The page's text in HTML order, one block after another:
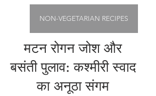
मटन रोगन जोश और
बसंती पुलाव: कश्मीरी स्वाद